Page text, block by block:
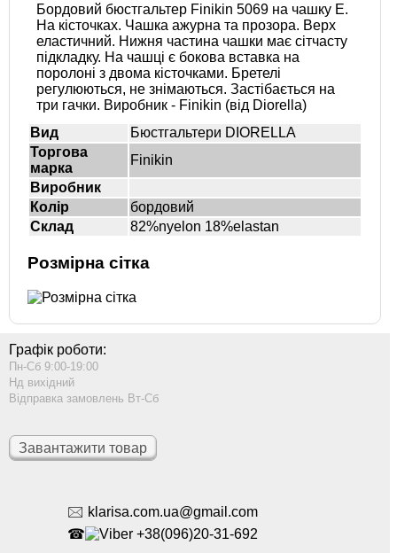
Бордовий бюстгальтер Finikin 5069 на чашку E.
На кісточках. Чашка ажурна та прозора. Верх
еластичний. Нижня частина чашки має сітчасту
підкладку. На чашці є бокова вставка на
поролоні з двома кісточками. Бретелі
регулюються, не знімаються. Застібається на
три гачки. Виробник - Finikin (від Diorella)
Вид
Бюстгальтери DIORELLA
Торгова
марка
Finikin
Виробник
Колір
бордовий
Склад
82%nyelon 18%elastan
Розмірна сітка
Графік роботи:
Пн-Сб 9:00-19:00
Нд вихідний
Відправка замовлень Вт-Сб
Завантажити товар
🖂 klarisa.com.ua@gmail.com
☎
+38(096)20-31-692